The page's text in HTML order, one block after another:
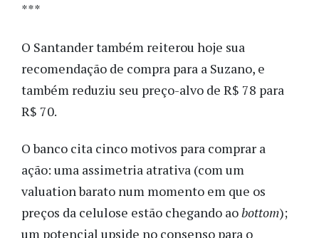
***
O Santander também reiterou hoje sua
recomendação de compra para a Suzano, e
também reduziu seu preço-alvo de R$ 78 para
R$ 70.
O banco cita cinco motivos para comprar a
ação: uma assimetria atrativa (com um
valuation barato num momento em que os
preços da celulose estão chegando aobottom);
um potencial upside no consenso para o